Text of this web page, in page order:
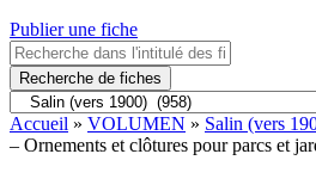
Publier une fiche
Recherche de fiches
Accueil » VOLUMEN » Salin (vers
– Ornements et clôtures pour parcs et